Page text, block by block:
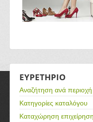
ΕΥΡΕΤΗΡΙΟ
Αναζήτηση ανά περιοχή
Κατηγορίες καταλόγου
Καταχώρηση